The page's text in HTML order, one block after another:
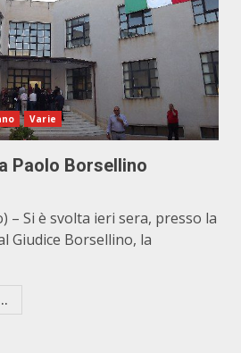
Varie
Paolo Borsellino
– Si è svolta ieri sera, presso la
Giudice Borsellino, la